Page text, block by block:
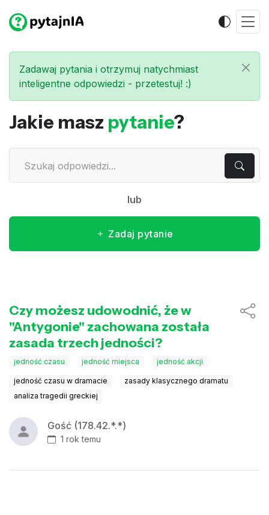
Zadawaj pytania i otrzymuj natychmiast
inteligentne odpowiedzi - przetestuj! :)
Jakie masz pytanie?
lub
Zadaj pytanie
Czy możesz udowodnić, że w
"Antygonie" zachowana została
zasada trzech jedności?
jedność czasu jedność miejsca jedność akcji
jedność czasu w dramacie
zasady klasycznego dramatu
analiza tragedii greckiej
Gość (178.42.*.*)
1 rok temu